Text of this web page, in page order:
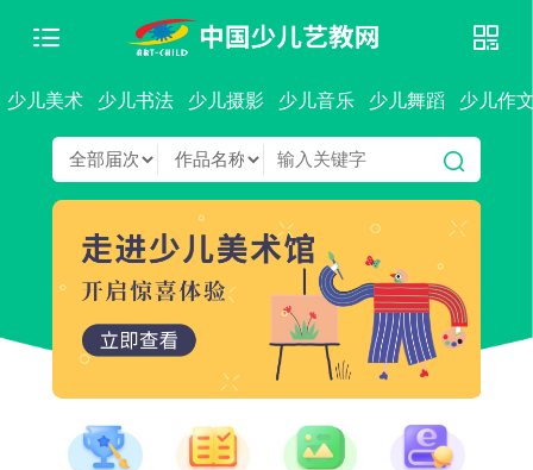
少儿美术 少儿书法 少儿摄影 少儿音乐 少儿舞蹈 少儿作